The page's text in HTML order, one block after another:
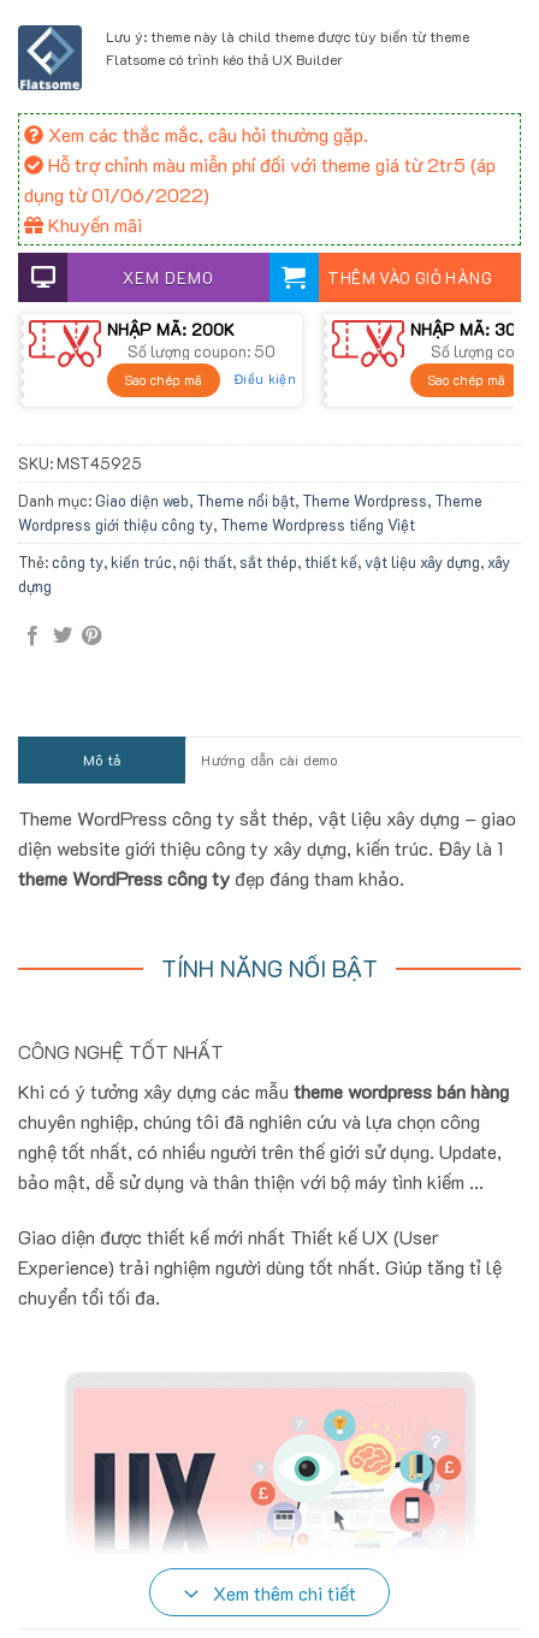
Lưu ý: theme này là child theme được tùy biến từ theme
Flatsome có trình kéo thả UX Builder
Xem các thắc mắc, câu hỏi thường gặp.
Hỗ trợ chỉnh màu miễn phí đối với theme giá từ 2tr5 (áp
dụng từ 01/06/2022)
Khuyến mãi
XEM DEMO THÊM VÀO GIỎ HÀNG
NHẬP MÃ: 200K
Số lượng coupon: 50
Sao chép mã Điều kiện
NHẬP MÃ: 300K
Số lượng
Sao chép mã
SKU: MST45925
Danh mục:Giao diện web, Theme nổi bật, Theme Wordpress, Theme
Wordpress giới thiệu công ty, Theme Wordpress tiếng Việt
Thẻ:công ty,kiến trúc,nội thất, sắt thép,thiết kế,vật liệu xây dựng, xây
dựng
Mô tả Hướng dẫn cài demo
Theme WordPress công ty sắt thép, vật liệu xây dựng – giao
diện website giới thiệu công ty xây dựng, kiến trúc. Đây là 1
theme WordPress công ty đẹp đáng tham khảo.
TÍNH NĂNG NỔI BẬT
CÔNG NGHỆ TỐT NHẤT
Khi có ý tưởng xây dựng các mẫu theme wordpress bán hàng
chuyên nghiệp, chúng tôi đã nghiên cứu và lựa chọn công
nghệ tốt nhất, có nhiều người trên thế giới sử dụng. Update,
bảo mật, dễ sử dụng và thân thiện với bộ máy tình kiếm ...
Giao diện được thiết kế mới nhất Thiết kế UX (User
Experience) trải nghiệm người dùng tốt nhất. Giúp tăng tỉ lệ
chuyển tổi tối đa.
Xem thêm chi tiết